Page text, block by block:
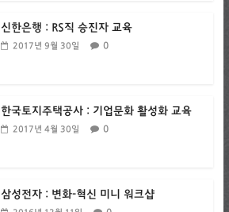
신한은행 : RS직 승진자 교육
2017년 9월 30일 0
한국토지주택공사 : 기업문화 활성화 교육
2017년 4월 30일 0
삼성전자 : 변화-혁신 미니 워크샵